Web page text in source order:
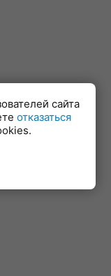
сайта
отказаться